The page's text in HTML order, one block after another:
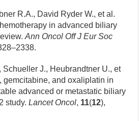
R.A., David Ryder W., et al.
in advanced biliary
Ann Oncol Off J Eur Soc
J., Heubrandtner U., et
gemcitabine, and oxaliplatin in
advanced or metastatic biliary
study.Lancet Oncol, 11(12),